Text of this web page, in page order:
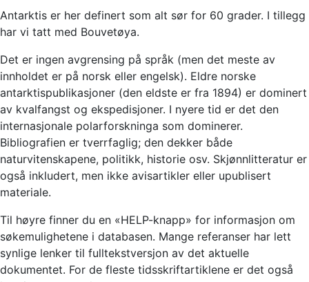
Antarktis er her definert som alt sør for 60 grader. I tillegg
har vi tatt med Bouvetøya.
Det er ingen avgrensing på språk (men det meste av
innholdet er på norsk eller engelsk). Eldre norske
antarktispublikasjoner (den eldste er fra 1894) er dominert
av kvalfangst og ekspedisjoner. I nyere tid er det den
internasjonale polarforskninga som dominerer.
Bibliografien er tverrfaglig; den dekker både
naturvitenskapene, politikk, historie osv. Skjønnlitteratur er
også inkludert, men ikke avisartikler eller upublisert
materiale.
Til høyre finner du en «HELP-knapp» for informasjon om
søkemulighetene i databasen. Mange referanser har lett
synlige lenker til fulltekstversjon av det aktuelle
dokumentet. For de fleste tidsskriftartiklene er det også